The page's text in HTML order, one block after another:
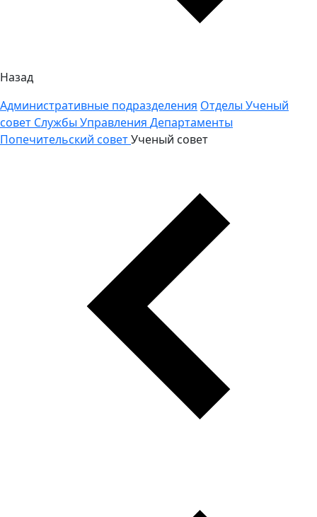
Назад
Административные подразделения Отделы Ученый
совет Службы Управления Департаменты
Попечительский советУченый совет